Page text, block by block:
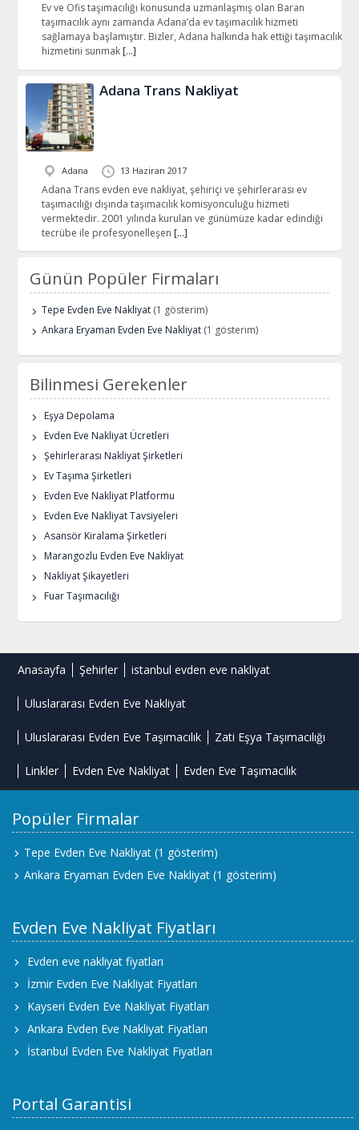
Ev ve Ofis taşımacılığı konusunda uzmanlaşmış olan Baran
taşımacılık aynı zamanda Adana’da ev taşımacılık hizmeti
sağlamaya başlamıştır. Bizler, Adana halkında hak ettiği taşımacılık
hizmetini sunmak […]
Adana Trans Nakliyat
Adana 13 Haziran 2017
Adana Trans evden eve nakliyat, şehiriçi ve şehirlerarası ev
taşımacılığı dışında taşımacılık komisyonculuğu hizmeti
vermektedir. 2001 yılında kurulan ve günümüze kadar edindiği
tecrübe ile profesyonelleşen […]
Günün Popüler Firmaları
Tepe Evden Eve Nakliyat (1 gösterim)
Ankara Eryaman Evden Eve Nakliyat (1 gösterim)
Bilinmesi Gerekenler
Eşya Depolama
Evden Eve Nakliyat Ücretleri
Şehirlerarası Nakliyat Şirketleri
Ev Taşıma Şirketleri
Evden Eve Nakliyat Platformu
Evden Eve Nakliyat Tavsiyeleri
Asansör Kiralama Şirketleri
Marangozlu Evden Eve Nakliyat
Nakliyat Şikayetleri
Fuar Taşımacılığı
Anasayfa Şehirler istanbul evden eve nakliyat
Uluslararası Evden Eve Nakliyat
Uluslararası Evden Eve Taşımacılık Zati Eşya Taşımacılığı
Linkler Evden Eve Nakliyat Evden Eve Taşımacılık
Popüler Firmalar
Tepe Evden Eve Nakliyat (1 gösterim)
Ankara Eryaman Evden Eve Nakliyat (1 gösterim)
Evden Eve Nakliyat Fiyatları
Evden eve nakliyat fiyatları
İzmir Evden Eve Nakliyat Fiyatları
Kayseri Evden Eve Nakliyat Fiyatları
Ankara Evden Eve Nakliyat Fiyatları
İstanbul Evden Eve Nakliyat Fiyatları
Portal Garantisi